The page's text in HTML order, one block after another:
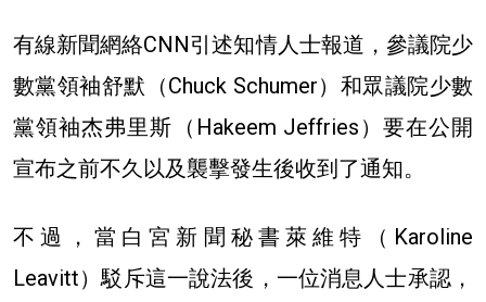
有線新聞網絡CNN引述知情人士報道，參議院少
數黨領袖舒默（Chuck Schumer）和眾議院少數
黨領袖杰弗里斯（Hakeem Jeffries）要在公開
宣布之前不久以及襲擊發生後收到了通知。
不過，當白宮新聞秘書萊維特（Karoline
Leavitt）駁斥這一說法後，一位消息人士承認，